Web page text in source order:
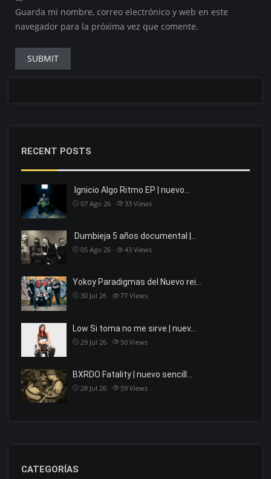
Guarda mi nombre, correo electrónico y web en este
navegador para la próxima vez que comente.
RECENT POSTS
Ignicio Algo Ritmo EP | nuevo…
07 Ago 26 33 Views
Dumbieja 5 años documental |…
05 Ago 26 43 Views
Yokoy Paradigmas del Nuevo rei…
30 Jul 26 77 Views
Low Si toma no me sirve | nuev…
29 Jul 26 50 Views
BXRDO Fatality | nuevo sencill…
28 Jul 26 59 Views
CATEGORÍAS